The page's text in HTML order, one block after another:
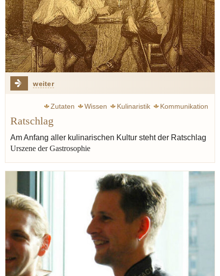
weiter
Zutaten Wissen Kulinaristik Kommunikation
Ratschlag
Am Anfang aller kulinarischen Kultur steht der Ratschlag
Urszene der Gastrosophie